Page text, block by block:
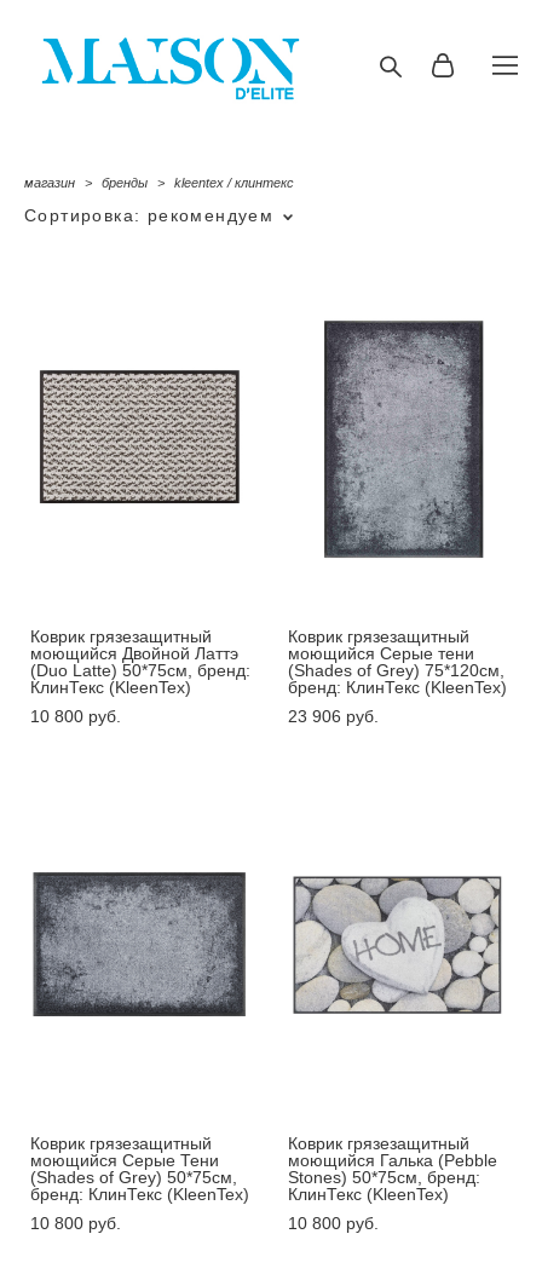
магазин > бренды > kleentex / клинтекс
Сортировка: рекомендуем
Коврик грязезащитный
моющийся Двойной Латтэ
(Duo Latte) 50*75см, бренд:
КлинТекс (KleenTex)
10 800 pуб.
Коврик грязезащитный
моющийся Серые тени
(Shades of Grey) 75*120см,
бренд: КлинТекс (KleenTex)
23 906 pуб.
Коврик грязезащитный
моющийся Серые Тени
(Shades of Grey) 50*75см,
бренд: КлинТекс (KleenTex)
10 800 pуб.
Коврик грязезащитный
моющийся Галька (Pebble
Stones) 50*75см, бренд:
КлинТекс (KleenTex)
10 800 pуб.